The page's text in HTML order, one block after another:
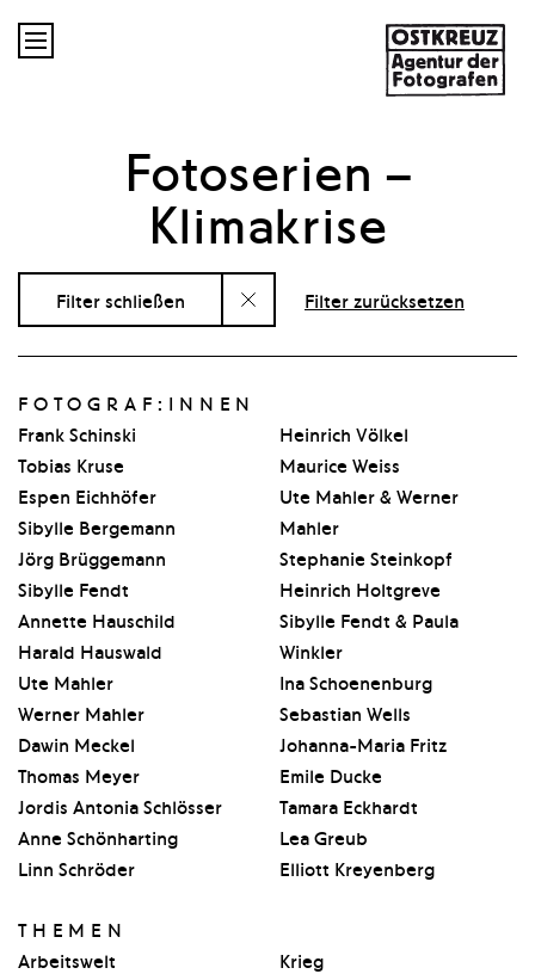

Fotoserien –
Klimakrise
Filter schließen Filter zurücksetzen
FOTOGRAF:INNEN
Frank Schinski
Tobias Kruse
Espen Eichhöfer
Sibylle Bergemann
Jörg Brüggemann
Sibylle Fendt
Annette Hauschild
Harald Hauswald
Ute Mahler
Werner Mahler
Dawin Meckel
Thomas Meyer
Jordis Antonia Schlösser
Anne Schönharting
Linn Schröder
Heinrich Völkel
Maurice Weiss
Ute Mahler & Werner
Mahler
Stephanie Steinkopf
Heinrich Holtgreve
Sibylle Fendt & Paula
Winkler
Ina Schoenenburg
Sebastian Wells
Johanna-Maria Fritz
Emile Ducke
Tamara Eckhardt
Lea Greub
Elliott Kreyenberg
THEMEN
Arbeitswelt
Krieg